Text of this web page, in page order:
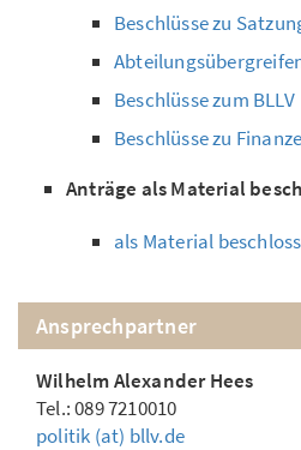
Beschlüsse zu
Beschlüsse zum BLLV
Beschlüsse zu
Anträge als Material
als Material
Ansprechpartner
Wilhelm Alexander Hees
Tel.: 089 7210010
politik (at) bllv.de